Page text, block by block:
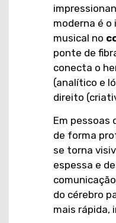
moderna é
musical no
ponte de
conecta o
(analítico e
direito
Em pessoas
de forma
se torna
espessa e
do cérebro
mais rápida,